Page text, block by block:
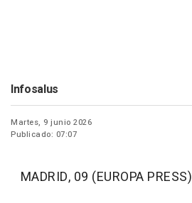
Infosalus
Martes, 9 junio 2026
Publicado: 07:07
MADRID, 09 (EUROPA PRESS)